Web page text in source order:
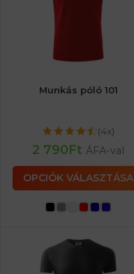
Munkás póló 101
(4x)
2 790Ft ÁFA-val
OPCIÓK VÁLASZTÁSA